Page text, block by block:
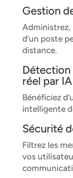
Gestion
Administrez,
d’un poste
distance.
Détection
réel par IA
Bénéficiez
intelligente
Sécurité
Filtrez les
vos